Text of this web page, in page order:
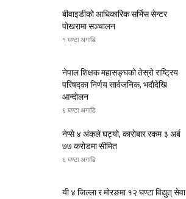
बीवाइडीको आधिकारिक सर्भिस सेन्टर
पोखरामा सञ्चालन
१ घण्टा अगाडि
नेपाल शिक्षक महासङ्घको तेस्रो राष्ट्रिय
परिषद्का निर्णय सार्वजनिक, भदाैदेखि
आन्दाेलन
६ घण्टा अगाडि
नेप्से ४ अंकले घट्यो, कारोबार रकम ३ अर्ब
७७ करोडमा सीमित
६ घण्टा अगाडि
यी ४ जिल्ला र मोरङमा १२ घण्टा विद्युत् सेवा